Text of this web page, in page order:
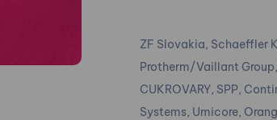
ZF Slovakia, Schaeffler
Protherm/Vaillant Group,
CUKROVARY, SPP,
Systems, Umicore,